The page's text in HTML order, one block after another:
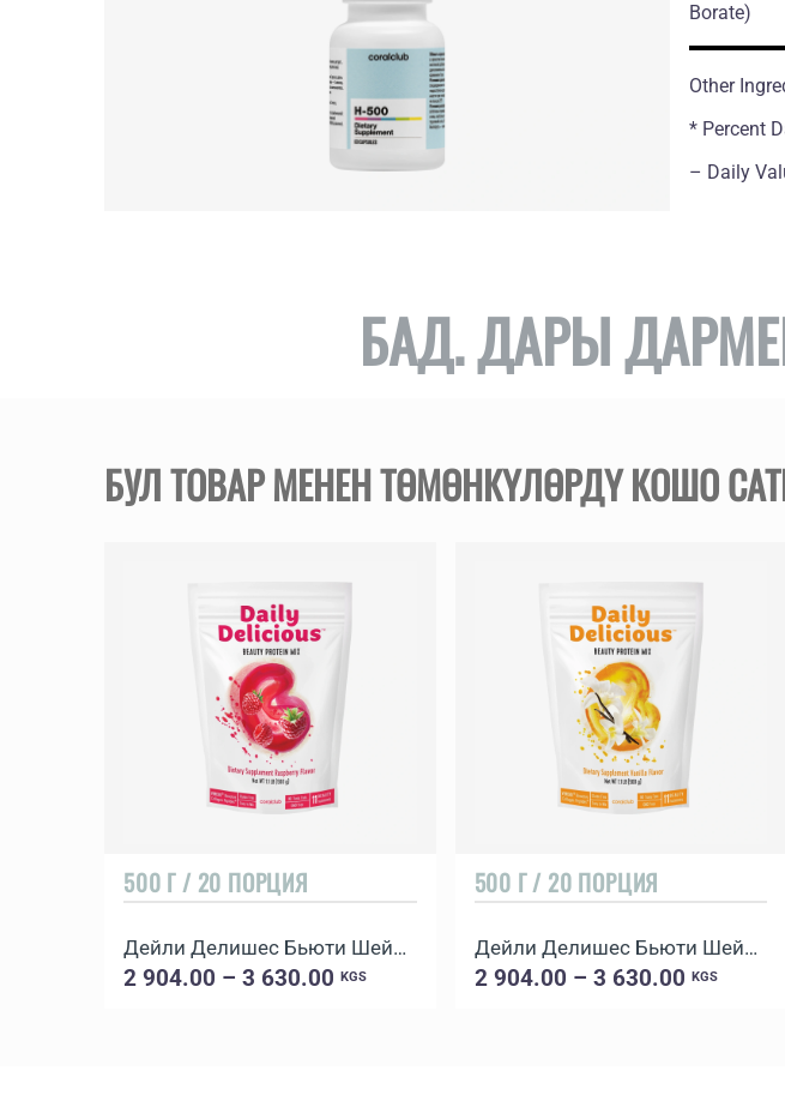
Borate)
Other
* Percent
– Daily
БАД. ДАРЫ
БУЛ ТОВАР МЕНЕН ТӨМӨНКҮЛӨРДҮ КОШО
500 Г / 20 ПОРЦИЯ
Дейли Делишес Бьюти Шейк Малина
2 904.00 – 3 630.00KGS
500 Г / 20 ПОРЦИЯ
Дейли Делишес Бьюти Шейк Ваниль
2 904.00 – 3 630.00 KGS